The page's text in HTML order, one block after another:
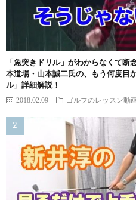
「魚突きドリル」がわからなくて断
本道場・山本誠二氏の、もう何度目
ル」詳細解説！
2018.02.09 ゴルフのレッスン動